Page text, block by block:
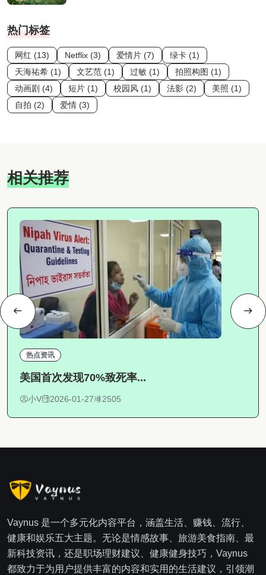
热门标签
网红 (13) Netflix (3) 爱情片 (7)
绿卡 (1)
天海祐希 (1)
文艺范 (1) 过敏 (1)
拍照构图 (1)
动画剧 (4)
短片 (1) 校园风 (1) 法影 (2)
美照 (1)
自拍 (2)
爱情 (3)
相关推荐
热点资讯
美国首次发现70%致死率...
小V 2026-01-27 2505
Vaynus 是一个多元化内容平台，涵盖生活、赚钱、流行、
健康和娱乐五大主题。无论是情感故事、旅游美食指南、最
新科技资讯，还是职场理财建议、健康健身技巧，Vaynus
都致力于为用户提供丰富的内容和实用的生活建议，引领潮